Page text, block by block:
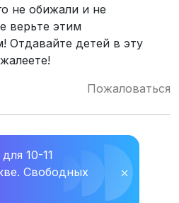
не обижали и не
верьте этим
Отдавайте детей в эту
Пожаловаться
· Соединенные Штаты
Это ложь 9
10-11
Свободных
⛌